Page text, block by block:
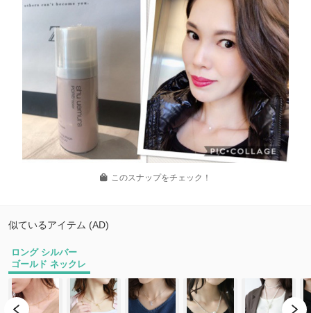
このスナップをチェック！